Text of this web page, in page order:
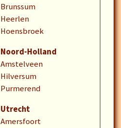
Brunssum
Heerlen
Hoensbroek
Noord-Holland
Amstelveen
Hilversum
Purmerend
Utrecht
Amersfoort